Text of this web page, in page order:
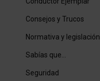
Consejos y Trucos
Normativa y legislación
Sabías que…
Seguridad